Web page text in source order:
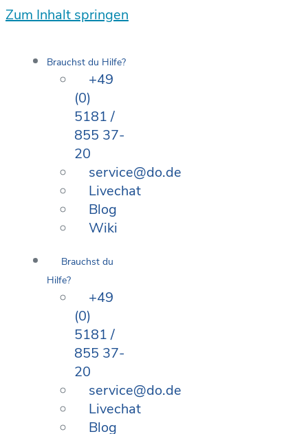
Zum Inhalt springen
Brauchst du Hilfe?
+49
(0)
5181 /
855 37-
20
service@do.de
Livechat
Blog
Wiki
Brauchst du
Hilfe?
+49
(0)
5181 /
855 37-
20
service@do.de
Livechat
Blog